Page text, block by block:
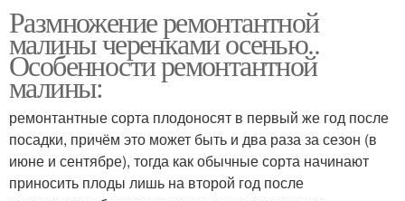
Размножение ремонтантной
малины черенками осенью..
Особенности ремонтантной
малины:
ремонтантные сорта плодоносят в первый же год после
посадки, причём это может быть и два раза за сезон (в
июне и сентябре), тогда как обычные сорта начинают
приносить плоды лишь на второй год после